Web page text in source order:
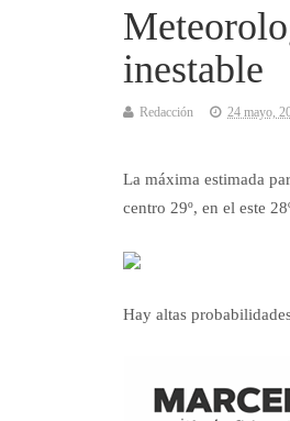
inestable
Redacción 24 mayo,
La máxima estimada
centro 29º, en el este
Hay altas